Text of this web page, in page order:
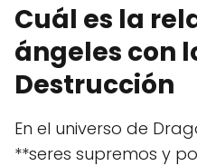
Cuál es la
ángeles con
Destrucción
En el universo de
**seres supremos y